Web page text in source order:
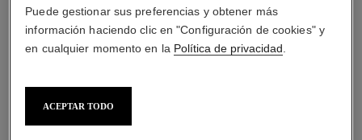
LA COMBINACIÓN PERFECTA
Puede gestionar sus preferencias y obtener más
información haciendo clic en "Configuración de cookies" y
en cualquier momento en la Política de privacidad
ACEPTAR TODO